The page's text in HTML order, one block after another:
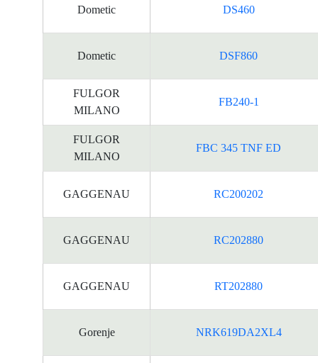
Dometic DS460
Dometic DSF860
FULGOR
MILANO
FB240-1
FULGOR
MILANO
FBC 345 TNF ED
GAGGENAU RC200202
GAGGENAU RC202880
GAGGENAU RT202880
Gorenje NRK619DA2XL4